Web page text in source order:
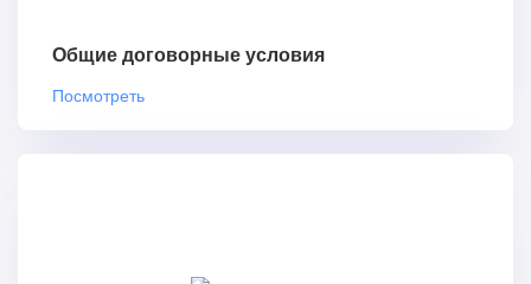
Общие договорные условия
Посмотреть